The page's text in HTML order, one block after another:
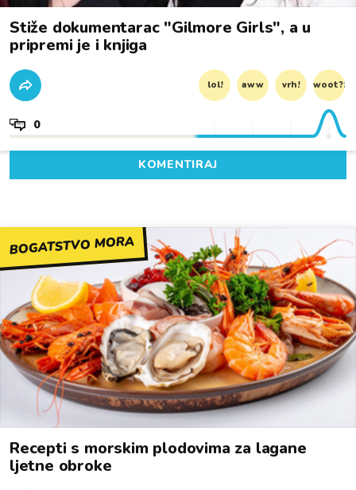
Stiže dokumentarac "Gilmore Girls", a u
pripremi je i knjiga
lol! aww vrh! woot?!
0
KOMENTIRAJ
BOGATSTVO MORA
Recepti s morskim plodovima za lagane
ljetne obroke